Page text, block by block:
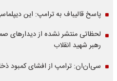
پاسخ قالیباف به ترامپ: این
لحظاتی منتشر نشده از دیدارهای
رهبر شهید انقلاب
سی‌ان‌ان: ترامپ از افشای کمبود